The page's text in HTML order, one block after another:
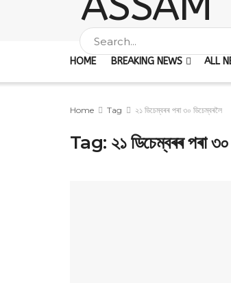
HOME BREAKING NEWS ALL
Home Tag ২১ ডিচেম্বৰৰ পৰা ৩০ ডিচেম্বৰলৈ
Tag: ২১ ডিচেম্বৰৰ পৰা